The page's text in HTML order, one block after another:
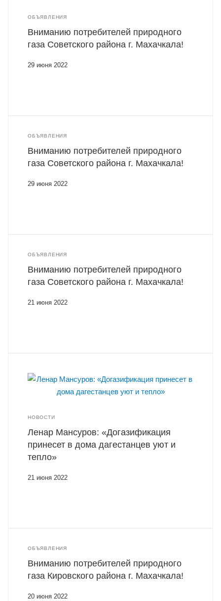
ОБЪЯВЛЕНИЯ
Вниманию потребителей природного
газа Советского района г. Махачкала!
29 июня 2022
ОБЪЯВЛЕНИЯ
Вниманию потребителей природного
газа Советского района г. Махачкала!
29 июня 2022
ОБЪЯВЛЕНИЯ
Вниманию потребителей природного
газа Советского района г. Махачкала!
21 июня 2022
НОВОСТИ
Ленар Мансуров: «Догазификация
принесет в дома дагестанцев уют и
тепло»
21 июня 2022
ОБЪЯВЛЕНИЯ
Вниманию потребителей природного
газа Кировского района г. Махачкала!
20 июня 2022